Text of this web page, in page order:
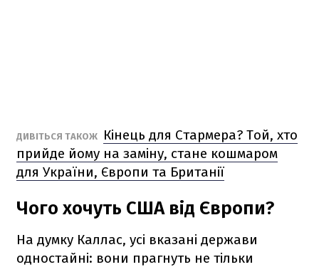
ДИВІТЬСЯ ТАКОЖ
Кінець для Стармера? Той, хто
прийде йому на заміну, стане кошмаром
для України, Європи та Британії
Чого хочуть США від Європи?
На думку Каллас, усі вказані держави
одностайні: вони прагнуть не тільки